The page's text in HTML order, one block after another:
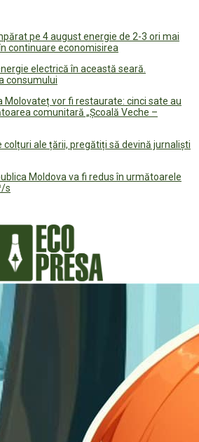
pe 4 august energie de 2-3 ori mai
continuare economisirea
electrică în această seară.
consumului
Molovateț vor fi restaurate: cinci sate au
comunitară „Școală Veche –
ale țării, pregătiți să devină jurnaliști
Moldova va fi redus în următoarele
s